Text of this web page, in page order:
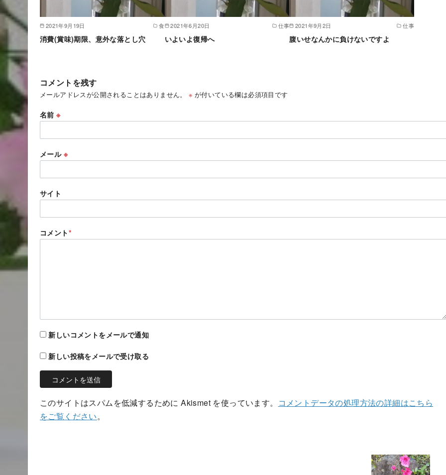
2021年9月19日 食
消費(賞味)期限、意外な落とし穴
2021年6月20日 仕事
いよいよ復帰へ
2021年9月2日 仕事
腹いせなんかに負けないですよ
コメントを残す
メールアドレスが公開されることはありません。 ※ が付いている欄は必須項目です
名前※
メール ※
サイト
コメント*
新しいコメントをメールで通知
新しい投稿をメールで受け取る
このサイトはスパムを低減するために Akismet を使っています。
コメントデータの処理方法の詳細はこちら
をご覧ください。